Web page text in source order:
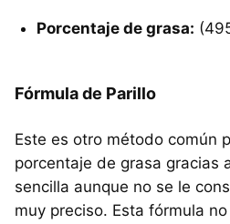
Porcentaje de grasa:
Fórmula de Parillo
Este es otro método común
porcentaje de grasa gracias
sencilla aunque no se le
muy preciso. Esta fórmula